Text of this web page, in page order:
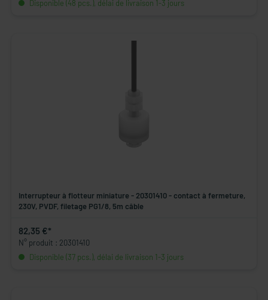
Disponible (48 pcs.), délai de livraison 1-3 jours
Interrupteur à flotteur miniature - 20301410 - contact à fermeture,
230V, PVDF, filetage PG1/8, 5m câble
82,35 €*
N° produit : 20301410
Disponible (37 pcs.), délai de livraison 1-3 jours